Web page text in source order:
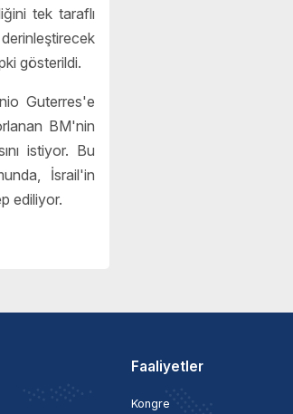
tek taraflı
gösterildi.
Guterres'e
BM'nin
istiyor. Bu
İsrail'in
ediliyor.
Faaliyetler
Kongre